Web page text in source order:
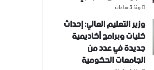
منذ 3 ساعات
وزير التعليم العالي: إحداث
كليات وبرامج أكاديمية
جديدة في عدد من
الجامعات الحكومية